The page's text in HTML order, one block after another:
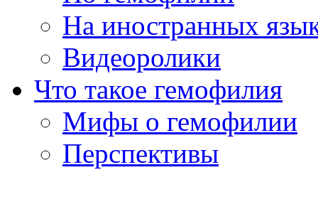
На иностранных
Видеоролики
Что такое гемофилия
Мифы о гемофилии
Перспективы